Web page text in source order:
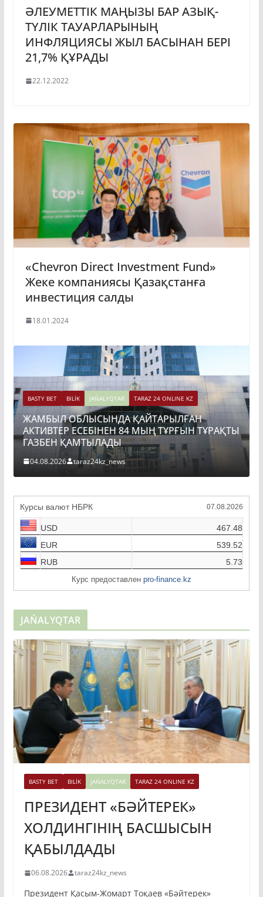
ӘЛЕУМЕТТІК МАҢЫЗЫ БАР АЗЫҚ-
ТҮЛІК ТАУАРЛАРЫНЫҢ
ИНФЛЯЦИЯСЫ ЖЫЛ БАСЫНАН БЕРІ
21,7% ҚҰРАДЫ
22.12.2022
«Chevron Direct Investment Fund»
Жеке компаниясы Қазақстанға
инвестиция салды
18.01.2024
BASTY BET BILİK JAŃALYQTAR TARAZ 24 ONLINE KZ
ЖАМБЫЛ ОБЛЫСЫНДА ҚАЙТАРЫЛҒАН
АКТИВТЕР ЕСЕБІНЕН 84 МЫҢ ТҰРҒЫН ТҰРАҚТЫ
ГАЗБЕН ҚАМТЫЛАДЫ
04.08.2026 taraz24kz_news
Курсы валют НБРК 07.08.2026
USD
467.48
EUR
539.52
RUB
5.73
Курс предоставлен pro-finance.kz
JAŃALYQTAR
BASTY BET BILİK JAŃALYQTAR TARAZ 24 ONLINE KZ
ПРЕЗИДЕНТ «БӘЙТЕРЕК»
ХОЛДИНГІНІҢ БАСШЫСЫН
ҚАБЫЛДАДЫ
06.08.2026 taraz24kz_news
Президент Қасым-Жомарт Тоқаев «Бәйтерек»